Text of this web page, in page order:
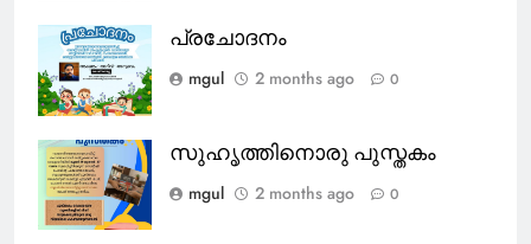
പ്രചോദനം
mgul
2 months ago 0
സുഹൃത്തിനൊരു പുസ്തകം
mgul
2 months ago 0